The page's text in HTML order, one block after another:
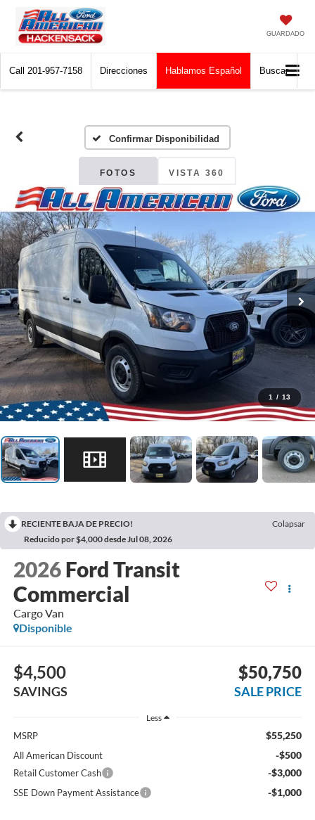
GUARDADO
Call 201-957-7158 Direcciones Hablamos Español Buscar
Confirmar Disponibilidad
FOTOS VISTA 360
1 / 13
RECIENTE BAJA DE PRECIO!
Colapsar
Reducido por $4,000 desde Jul 08, 2026
2026 Ford Transit
Commercial
Cargo Van
Disponible
$4,500
SAVINGS
$50,750
SALE PRICE
Less
MSRP $55,250
All American Discount -$500
Retail Customer Cash -$3,000
SSE Down Payment Assistance -$1,000